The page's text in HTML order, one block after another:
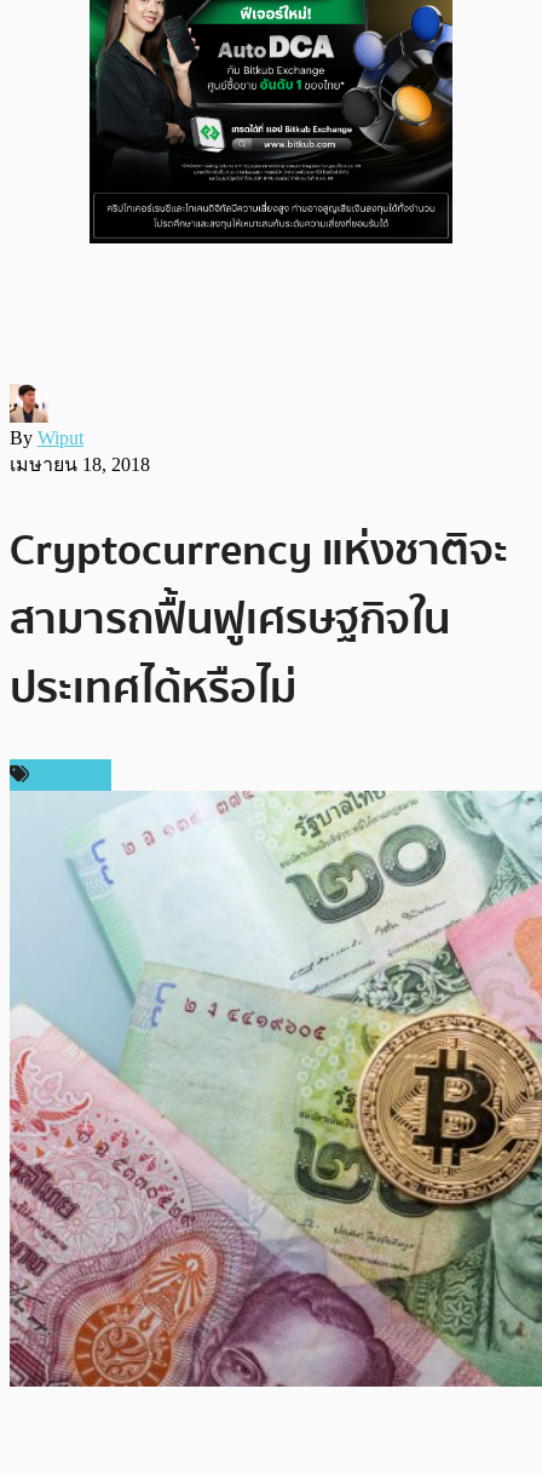
By Wiput
เมษายน 18, 2018
Cryptocurrency แห่งชาติจะ
สามารถฟื้นฟูเศรษฐกิจใน
ประเทศได้หรือไม่